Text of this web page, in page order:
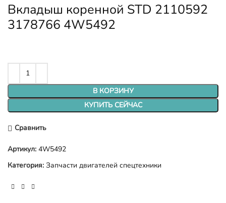
Вкладыш коренной STD 2110592
3178766 4W5492
В КОРЗИНУ
КУПИТЬ СЕЙЧАС
Сравнить
Артикул: 4W5492
Категория: Запчасти двигателей спецтехники